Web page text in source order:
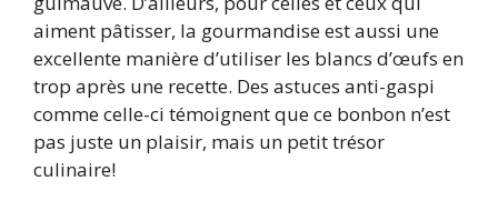
aiment pâtisser, la gourmandise est aussi une
excellente manière d’utiliser les blancs d’œufs en
trop après une recette. Des astuces anti-gaspi
comme celle-ci témoignent que ce bonbon n’est
pas juste un plaisir, mais un petit trésor
culinaire!